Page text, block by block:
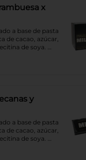
x
a base de pasta
de cacao, azúcar,
de soya.
y
a base de pasta
de cacao, azúcar,
de soya.
40%